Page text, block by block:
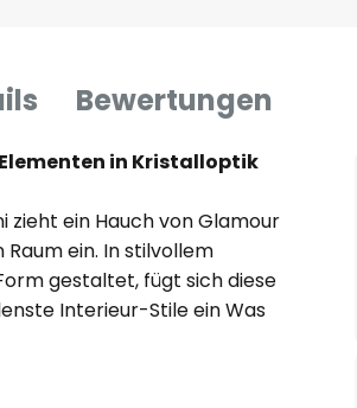
Bewertungen
in Kristalloptik
zieht ein Hauch von Glamour
ein. In stilvollem
gestaltet, fügt sich diese
Interieur-Stile ein Was
ist ihr einzigartiges
Die verbauten LEDs strahlen